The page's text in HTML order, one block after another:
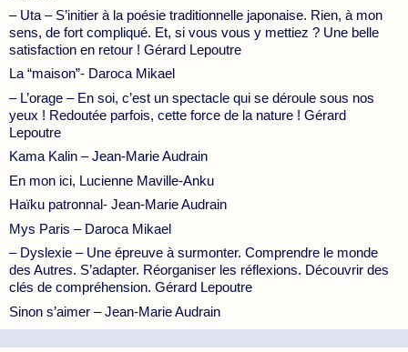
– Uta – S’initier à la poésie traditionnelle japonaise. Rien, à mon
sens, de fort compliqué. Et, si vous vous y mettiez ? Une belle
satisfaction en retour ! Gérard Lepoutre
La “maison”- Daroca Mikael
– L’orage – En soi, c’est un spectacle qui se déroule sous nos
yeux ! Redoutée parfois, cette force de la nature ! Gérard
Lepoutre
Kama Kalin – Jean-Marie Audrain
En mon ici, Lucienne Maville-Anku
Haïku patronnal- Jean-Marie Audrain
Mys Paris – Daroca Mikael
– Dyslexie – Une épreuve à surmonter. Comprendre le monde
des Autres. S’adapter. Réorganiser les réflexions. Découvrir des
clés de compréhension. Gérard Lepoutre
Sinon s’aimer – Jean-Marie Audrain